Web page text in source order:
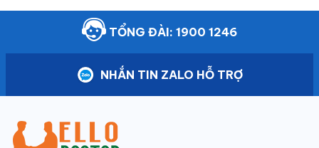
TỔNG ĐÀI: 1900 1246
NHẮN TIN ZALO HỖ TRỢ